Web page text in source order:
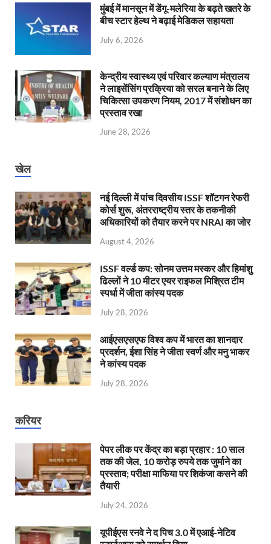
मुंबई में मानसून में डेंगू-मलेरिया के बढ़ते खतरे के
बीच स्टार हेल्थ ने बढ़ाई मेडिकल सहायता
July 6, 2026
केन्‍द्रीय स्वास्थ्य एवं परिवार कल्याण मंत्रालय
ने लाइसेंसिंग प्रक्रिया को सरल बनाने के लिए
चिकित्सा उपकरण नियम, 2017 में संशोधन का
प्रस्ताव रखा
June 28, 2026
खेल
नई दिल्ली में पांच दिवसीय ISSF शॉटगन रेफरी
कोर्स शुरू, अंतरराष्ट्रीय स्तर के तकनीकी
अधिकारियों को तैयार करने पर NRAI का जोर
August 4, 2026
ISSF वर्ल्ड कप: सोनम उत्तम मस्कर और हिमांशु
ढिल्लों ने 10 मीटर एयर राइफल मिश्रित टीम
स्पर्धा में जीता कांस्य पदक
July 28, 2026
आईएसएसएफ विश्व कप में भारत का शानदार
प्रदर्शन, ईशा सिंह ने जीता स्वर्ण और मनु भाकर
ने कांस्य पदक
July 28, 2026
करियर
पेपर लीक पर केंद्र का बड़ा प्रहार : 10 साल
तक की जेल, 10 करोड़ रुपये तक जुर्माने का
प्रस्ताव; परीक्षा माफिया पर शिकंजा कसने की
तैयारी
July 24, 2026
यूपीईएस रनवे ने द पिच 3.0 में एआई-नेटिव